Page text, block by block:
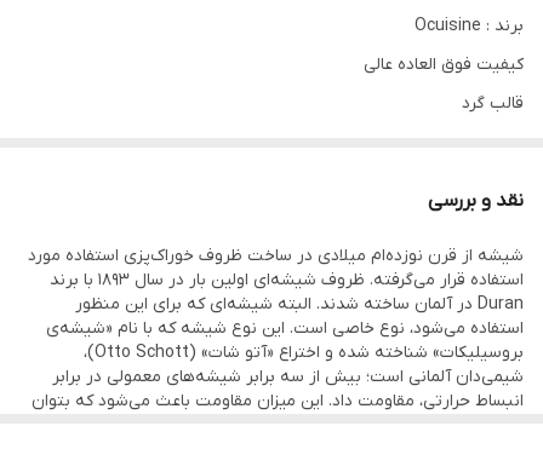
سایر مشخصات
جنس
تحمل دما گرم ۳۰۰تا۵۷۲درجه‌سانتی‌گراد
تحمل دما سرد 40-
برند : Ocuisine
کیفیت فوق العاده عالی
قالب گرد
نقد و بررسی
شیشه از قرن نوزده‌ام میلادی در ساخت ظروف خوراک‌پزی استفاده ‌مورد
استفاده قرار می‌گرفته. ظروف شیشه‌ای اولین بار در سال 1893 با برند
Duran در آلمان ساخته شدند. البته شیشه‌ای که برای این منظور
استفاده می‌شود، نوع خاصی است. این نوع شیشه که با نام «شیشه‌ی
بروسیلیکات» شناخته شده و اختراع «آتو شات» (Otto Schott)،
شیمی‌دان آلمانی است؛ بیش از سه برابر شیشه‌های معمولی در برابر
انبساط حرارتی، مقاومت داد. این میزان مقاومت باعث می‌شود که بتوان